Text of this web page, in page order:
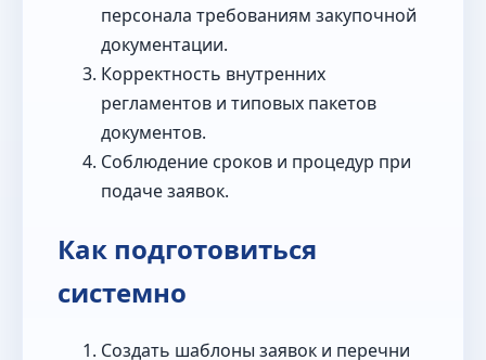
персонала требованиям закупочной
документации.
Корректность внутренних
регламентов и типовых пакетов
документов.
Соблюдение сроков и процедур при
подаче заявок.
Как подготовиться
системно
Создать шаблоны заявок и перечни